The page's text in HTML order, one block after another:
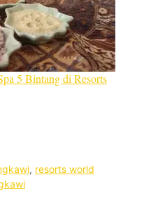
5 Bintang di Resorts
, resorts world